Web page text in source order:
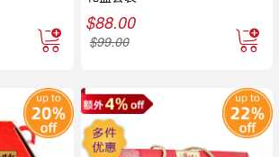
$88.00
$99.00